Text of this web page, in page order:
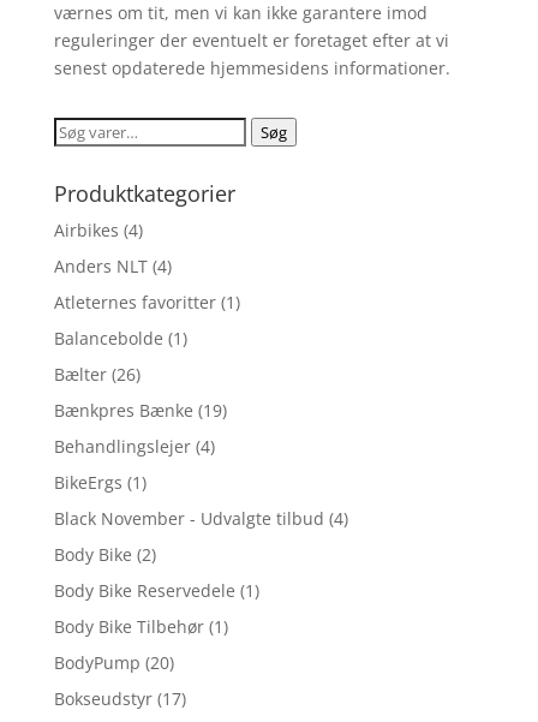
værnes om tit, men vi kan ikke garantere imod
reguleringer der eventuelt er foretaget efter at vi
senest opdaterede hjemmesidens informationer.
Søg
Søg
Produktkategorier
Airbikes (4)
Anders NLT (4)
Atleternes favoritter (1)
Balancebolde (1)
Bælter (26)
Bænkpres Bænke (19)
Behandlingslejer (4)
BikeErgs (1)
Black November - Udvalgte tilbud (4)
Body Bike (2)
Body Bike Reservedele (1)
Body Bike Tilbehør (1)
BodyPump (20)
Bokseudstyr (17)